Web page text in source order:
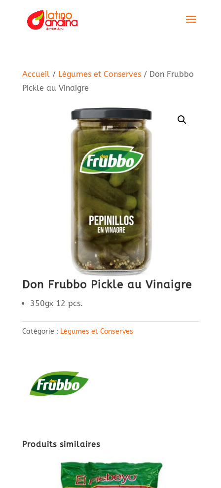
Accueil/ Légumes et Conserves/ Don Frubbo
Pickle au Vinaigre
Don Frubbo Pickle au Vinaigre
350gx 12 pcs.
Catégorie : Légumes et Conserves
Produits similaires